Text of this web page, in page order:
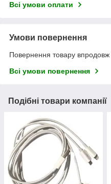
Всі умови оплати
Умови повернення
Повернення товару впродовж
Всі умови повернення
Подібні товари компанії